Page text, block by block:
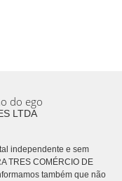
do ego
LTDA
independente e sem
TRES COMÉRCIO DE
também que não